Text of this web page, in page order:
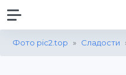
Фото pic2.top » Сладости